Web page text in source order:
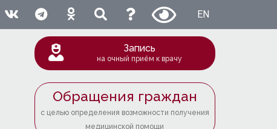
EN
Запись
на очный приём к врачу
Обращения граждан
с целью определения возможности получения
медицинской помощи